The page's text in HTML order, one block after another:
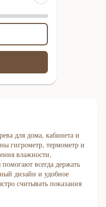
для дома, кабинета и
гигрометр, термометр и
влажности,
всегда держать
дизайн и удобное
считывать показания